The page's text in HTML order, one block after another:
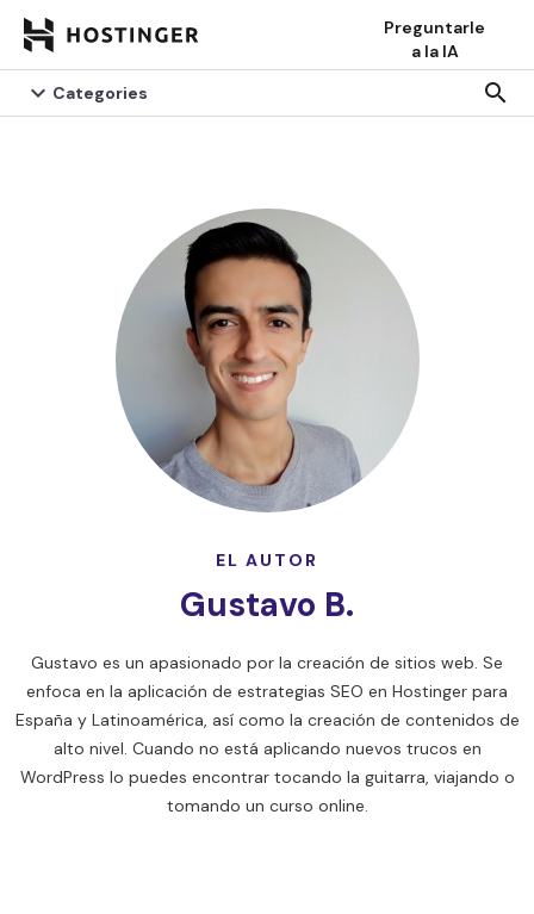
Preguntarle
a la IA
 Categories search
 Categories search
EL AUTOR
Gustavo B.
Gustavo es un apasionado por la creación de sitios web. Se
enfoca en la aplicación de estrategias SEO en Hostinger para
España y Latinoamérica, así como la creación de contenidos de
alto nivel. Cuando no está aplicando nuevos trucos en
WordPress lo puedes encontrar tocando la guitarra, viajando o
tomando un curso online.